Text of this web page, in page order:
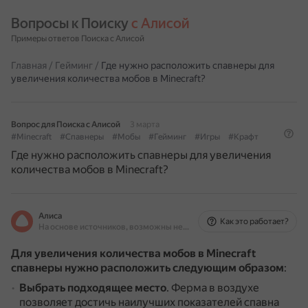
Вопросы к Поиску с Алисой
Примеры ответов Поиска с Алисой
Главная / Гейминг / Где нужно расположить спавнеры для
увеличения количества мобов в Minecraft?
Вопрос для Поиска с Алисой
3 марта
#Minecraft
#Спавнеры #Мобы #Гейминг #Игры #Крафт
Где нужно расположить спавнеры для увеличения
количества мобов в Minecraft?
Алиса
На основе источников, возможны неточности
Как это работает?
Для увеличения количества мобов в Minecraft
спавнеры нужно расположить следующим образом:
Выбрать подходящее место. Ферма в воздухе
позволяет достичь наилучших показателей спавна